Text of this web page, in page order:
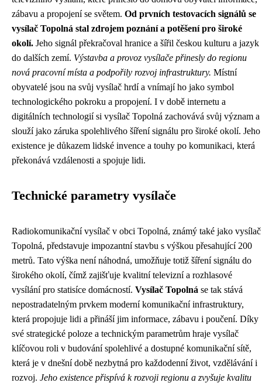
zábavu a propojení se světem. Od prvních testovacích signálů se
vysílač Topolná stal zdrojem poznání a potěšení pro široké
okolí. Jeho signál překračoval hranice a šířil českou kulturu a jazyk
do dalších zemí. Výstavba a provoz vysílače přinesly do regionu
nová pracovní místa a podpořily rozvoj infrastruktury. Místní
obyvatelé jsou na svůj vysílač hrdí a vnímají ho jako symbol
technologického pokroku a propojení. I v době internetu a
digitálních technologií si vysílač Topolná zachovává svůj význam a
slouží jako záruka spolehlivého šíření signálu pro široké okolí. Jeho
existence je důkazem lidské invence a touhy po komunikaci, která
překonává vzdálenosti a spojuje lidi.
Technické parametry vysílače
Radiokomunikační vysílač v obci Topolná, známý také jako vysílač
Topolná, představuje impozantní stavbu s výškou přesahující 200
metrů. Tato výška není náhodná, umožňuje totiž šíření signálu do
širokého okolí, čímž zajišťuje kvalitní televizní a rozhlasové
vysílání pro statisíce domácností. Vysílač Topolná se tak stává
nepostradatelným prvkem moderní komunikační infrastruktury,
která propojuje lidi a přináší jim informace, zábavu i poučení. Díky
své strategické poloze a technickým parametrům hraje vysílač
klíčovou roli v budování spolehlivé a dostupné komunikační sítě,
která je v dnešní době nezbytná pro každodenní život, vzdělávání i
rozvoj. Jeho existence přispívá k rozvoji regionu a zvyšuje kvalitu